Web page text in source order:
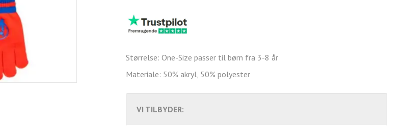
Størrelse: One-Size passer til børn fra 3-8 år
Materiale: 50% akryl, 50% polyester
VI TILBYDER: